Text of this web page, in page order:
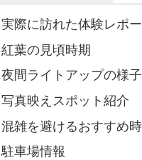
実際に訪れた体験レポー
紅葉の見頃時期
夜間ライトアップの様子
写真映えスポット紹介
混雑を避けるおすすめ
駐車場情報